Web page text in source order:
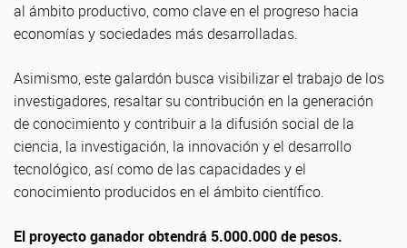
al ámbito productivo, como clave en el progreso hacia
economías y sociedades más desarrolladas.
Asimismo, este galardón busca visibilizar el trabajo de los
investigadores, resaltar su contribución en la generación
de conocimiento y contribuir a la difusión social de la
ciencia, la investigación, la innovación y el desarrollo
tecnológico, así como de las capacidades y el
conocimiento producidos en el ámbito científico.
El proyecto ganador obtendrá 5.000.000 de pesos.